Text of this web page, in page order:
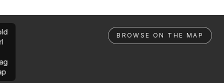
BROWSE ON THE MAP